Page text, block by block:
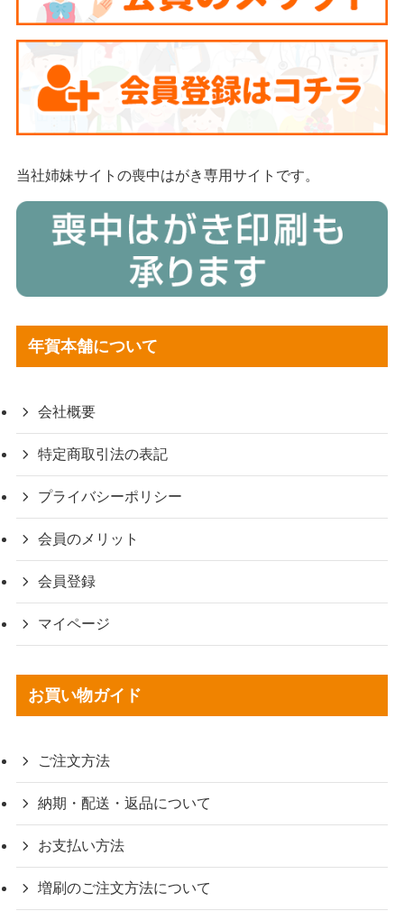
当社姉妹サイトの喪中はがき専用サイトです。
年賀本舗について
会社概要
特定商取引法の表記
プライバシーポリシー
会員のメリット
会員登録
マイページ
お買い物ガイド
ご注文方法
納期・配送・返品について
お支払い方法
増刷のご注文方法について